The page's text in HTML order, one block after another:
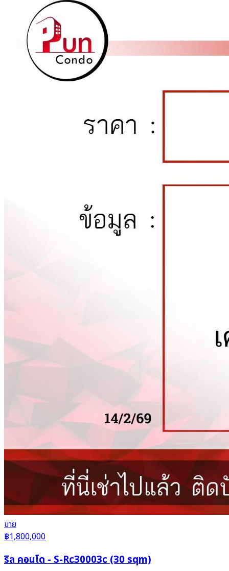
ขาย
฿1,800,000
ริล คอนโด - S-Rc30003c (30 sqm)